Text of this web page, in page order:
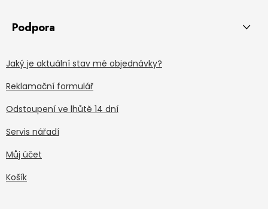
Podpora
Jaký je aktuální stav mé objednávky?
Reklamační formulář
Odstoupení ve lhůtě 14 dní
Servis nářadí
Můj účet
Košík